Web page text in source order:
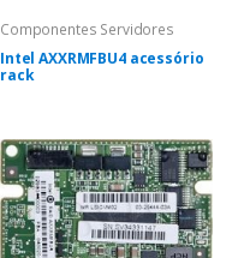
Componentes Servidores
Intel AXXRMFBU4 acessório
rack